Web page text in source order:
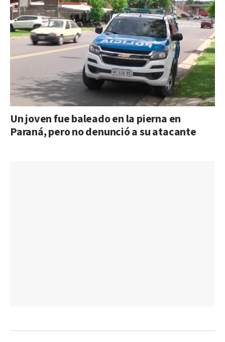
Un joven fue baleado en la pierna en
Paraná, pero no denunció a su atacante